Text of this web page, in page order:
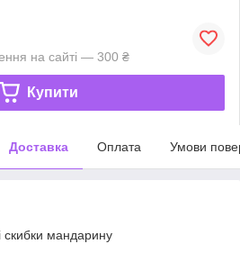
на сайті — 300 ₴
Купити
Доставка Оплата Умови
скибки мандарину